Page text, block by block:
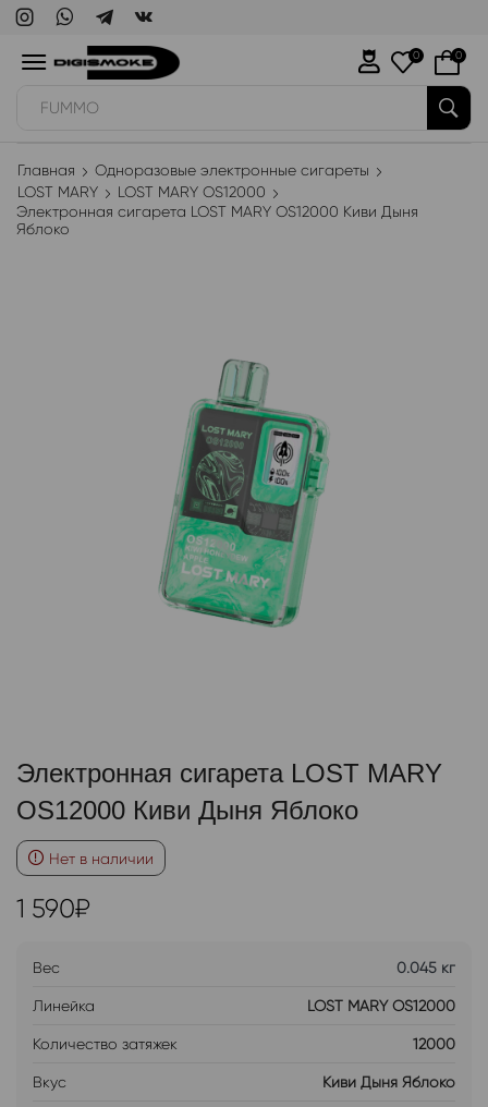
WAKA
0 0
Главная
Одноразовые электронные сигареты
LOST MARY
LOST MARY OS12000
Электронная сигарета LOST MARY OS12000 Киви Дыня
Яблоко
Электронная сигарета LOST MARY
OS12000 Киви Дыня Яблоко
Нет в наличии
1 590₽
Вес 0.045 кг
Линейка LOST MARY OS12000
Количество затяжек 12000
Вкус Киви Дыня Яблоко